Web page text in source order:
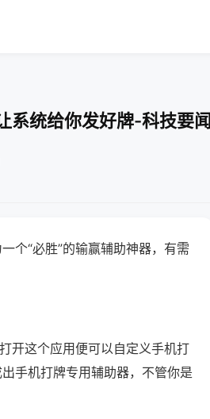
系统给你发好牌-科技要闻
个“必胜”的输赢辅助神器，有需
开这个应用便可以自定义手机打
手机打牌专用辅助器，不管你是